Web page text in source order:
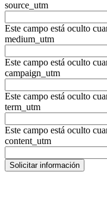
source_utm
Este campo está oculto
medium_utm
Este campo está oculto
campaign_utm
Este campo está oculto
term_utm
Este campo está oculto
content_utm